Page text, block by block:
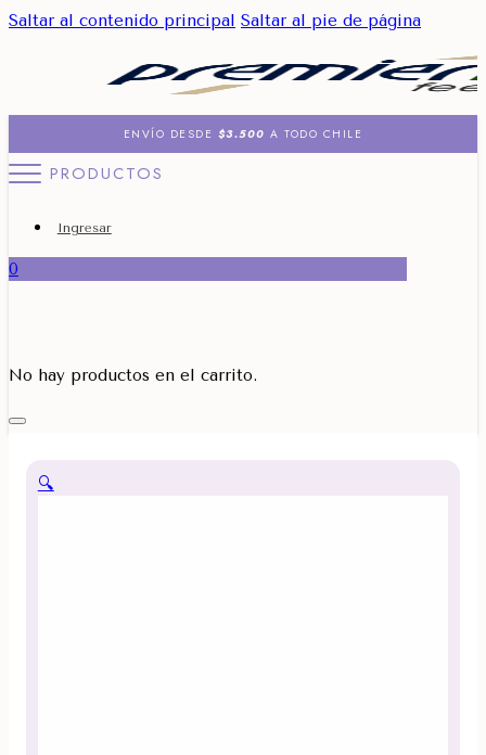
Saltar al contenido principal Saltar al pie de página
ENVÍO DESDE $3.500 A TODO CHILE
PRODUCTOS
Ingresar
0
No hay productos en el carrito.
🔍